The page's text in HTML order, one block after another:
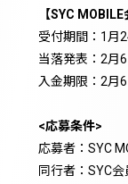
【SYC MOBILE
受付期間：1月
当落発表：2月
入金期限：2月
<応募条件>
応募者：SYC
同行者：SYC